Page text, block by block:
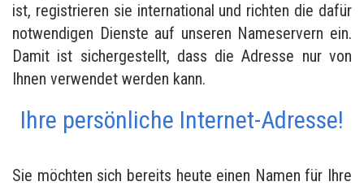
ist, registrieren sie international und richten die dafür
notwendigen Dienste auf unseren Nameservern ein.
Damit ist sichergestellt, dass die Adresse nur von
Ihnen verwendet werden kann.
Ihre persönliche Internet-Adresse!
Sie möchten sich bereits heute einen Namen für Ihre